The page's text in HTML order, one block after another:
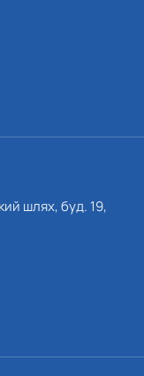
шлях, буд. 19,